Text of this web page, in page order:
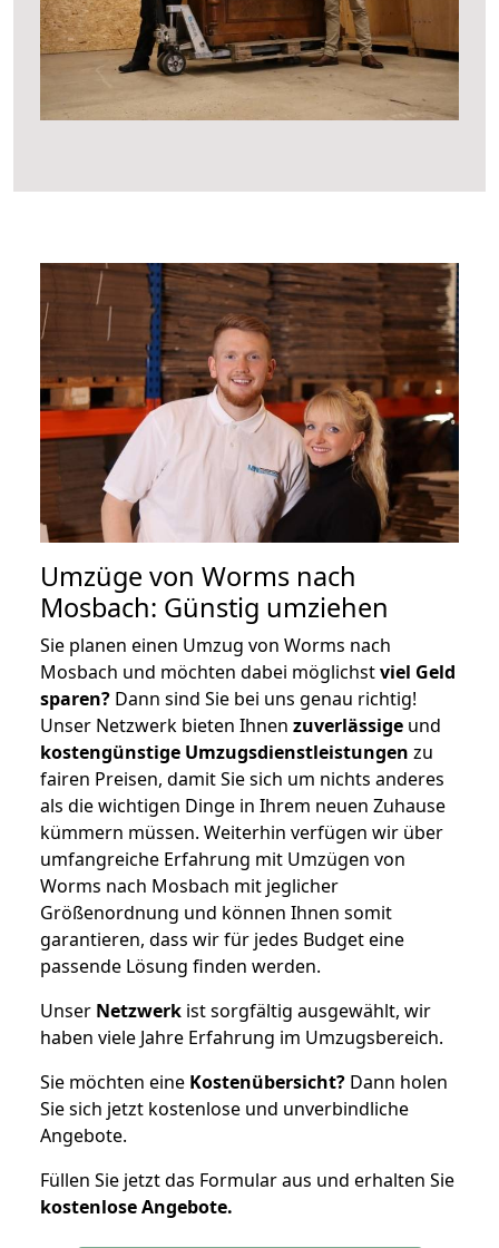
Umzüge von Worms nach
Mosbach: Günstig umziehen
Sie planen einen Umzug von Worms nach
Mosbach und möchten dabei möglichstviel Geld
sparen? Dann sind Sie bei uns genau richtig!
Unser Netzwerk bieten Ihnen zuverlässige und
kostengünstige Umzugsdienstleistungen zu
fairen Preisen, damit Sie sich um nichts anderes
als die wichtigen Dinge in Ihrem neuen Zuhause
kümmern müssen. Weiterhin verfügen wir über
umfangreiche Erfahrung mit Umzügen von
Worms nach Mosbach mit jeglicher
Größenordnung und können Ihnen somit
garantieren, dass wir für jedes Budget eine
passende Lösung finden werden.
Unser Netzwerk ist sorgfältig ausgewählt, wir
haben viele Jahre Erfahrung im Umzugsbereich.
Sie möchten eine Kostenübersicht? Dann holen
Sie sich jetzt kostenlose und unverbindliche
Angebote.
Füllen Sie jetzt das Formular aus und erhalten Sie
kostenloseAngebote.